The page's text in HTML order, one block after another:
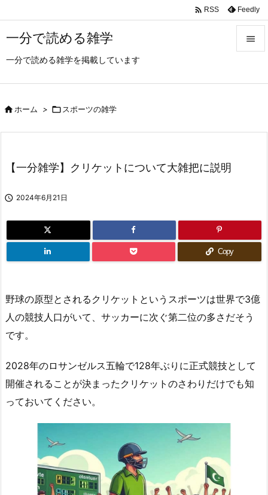
一分で読める雑学
一分で読める雑学を掲載しています

 RSS Feedly
ホーム >  スポーツの雑学
【一分雑学】クリケットについて大雑把に説明
 2024年6月21日
Copy
野球の原型とされるクリケットというスポーツは世界で3億
人の競技人口がいて、サッカーに次ぐ第二位の多さだそう
です。
2028年のロサンゼルス五輪で128年ぶりに正式競技として
開催されることが決まったクリケットのさわりだけでも知
っておいてください。